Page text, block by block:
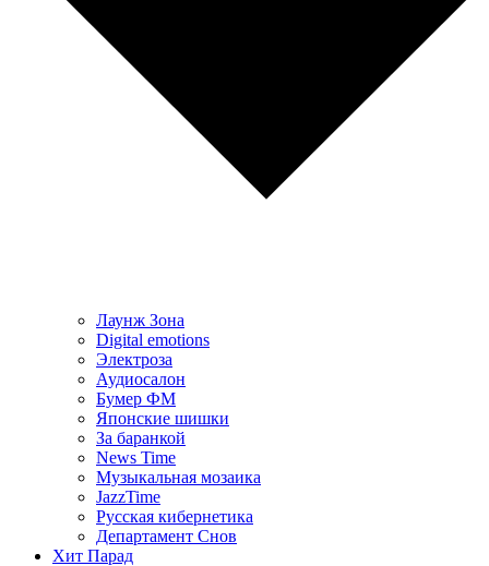
Лаунж Зона
Digital emotions
Электроза
Аудиосалон
Бумер ФМ
Японскиe шишки
За баранкой
News Time
Музыкальная мозаика
JazzTime
Русская кибернетика
Департамент Снов
Хит Парад